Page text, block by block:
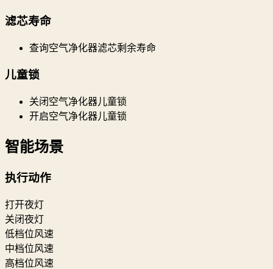
滤芯寿命
查询空气净化器滤芯剩余寿命
儿童锁
关闭空气净化器儿童锁
开启空气净化器儿童锁
智能场景
执行动作
打开夜灯
关闭夜灯
低档位风速
中档位风速
高档位风速